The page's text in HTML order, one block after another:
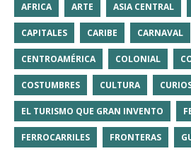
AFRICA ARTE ASIA CENTRAL
CAPITALES CARIBE CARNAVAL
CENTROAMÉRICA COLONIAL
COSTUMBRES CULTURA
EL TURISMO QUE GRAN INVENTO
FERROCARRILES FRONTERAS